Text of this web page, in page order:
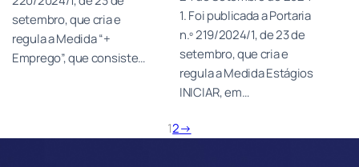
setembro, que cria e
regula a Medida “+
Emprego”, que consiste…
1. Foi publicada a Portaria
n.º 219/2024/1, de 23 de
setembro, que cria e
regula a Medida Estágios
INICIAR, em…
12→